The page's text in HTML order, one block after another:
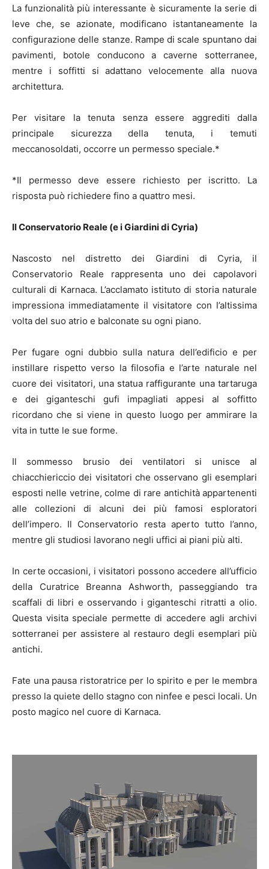
La funzionalità più interessante è sicuramente la serie di
leve che, se azionate, modificano istantaneamente la
configurazione delle stanze. Rampe di scale spuntano dai
pavimenti, botole conducono a caverne sotterranee,
mentre i soffitti si adattano velocemente alla nuova
architettura.
Per visitare la tenuta senza essere aggrediti dalla
principale sicurezza della tenuta, i temuti
meccanosoldati, occorre un permesso speciale.*
*Il permesso deve essere richiesto per iscritto. La
risposta può richiedere fino a quattro mesi.
Il Conservatorio Reale (e i Giardini di Cyria)
Nascosto nel distretto dei Giardini di Cyria, il
Conservatorio Reale rappresenta uno dei capolavori
culturali di Karnaca. L’acclamato istituto di storia naturale
impressiona immediatamente il visitatore con l’altissima
volta del suo atrio e balconate su ogni piano.
Per fugare ogni dubbio sulla natura dell’edificio e per
instillare rispetto verso la filosofia e l’arte naturale nel
cuore dei visitatori, una statua raffigurante una tartaruga
e dei giganteschi gufi impagliati appesi al soffitto
ricordano che si viene in questo luogo per ammirare la
vita in tutte le sue forme.
Il sommesso brusio dei ventilatori si unisce al
chiacchiericcio dei visitatori che osservano gli esemplari
esposti nelle vetrine, colme di rare antichità appartenenti
alle collezioni di alcuni dei più famosi esploratori
dell’impero. Il Conservatorio resta aperto tutto l’anno,
mentre gli studiosi lavorano negli uffici ai piani più alti.
In certe occasioni, i visitatori possono accedere all’ufficio
della Curatrice Breanna Ashworth, passeggiando tra
scaffali di libri e osservando i giganteschi ritratti a olio.
Questa visita speciale permette di accedere agli archivi
sotterranei per assistere al restauro degli esemplari più
antichi.
Fate una pausa ristoratrice per lo spirito e per le membra
presso la quiete dello stagno con ninfee e pesci locali. Un
posto magico nel cuore di Karnaca.